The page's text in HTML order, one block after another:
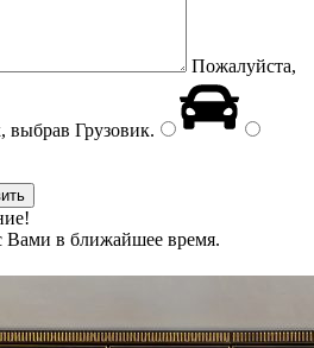
Пожалуйста,
выбрав Грузовик.
Вами в ближайшее время.